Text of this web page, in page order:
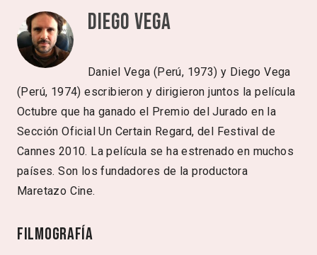
Diego Vega
Daniel Vega (Perú, 1973) y Diego Vega
(Perú, 1974) escribieron y dirigieron juntos la película
Octubre que ha ganado el Premio del Jurado en la
Sección Oficial Un Certain Regard, del Festival de
Cannes 2010. La película se ha estrenado en muchos
países. Son los fundadores de la productora
Maretazo Cine.
Filmografía